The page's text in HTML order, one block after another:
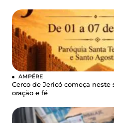
AMPÉRE
Cerco de Jericó começa
oração e fé